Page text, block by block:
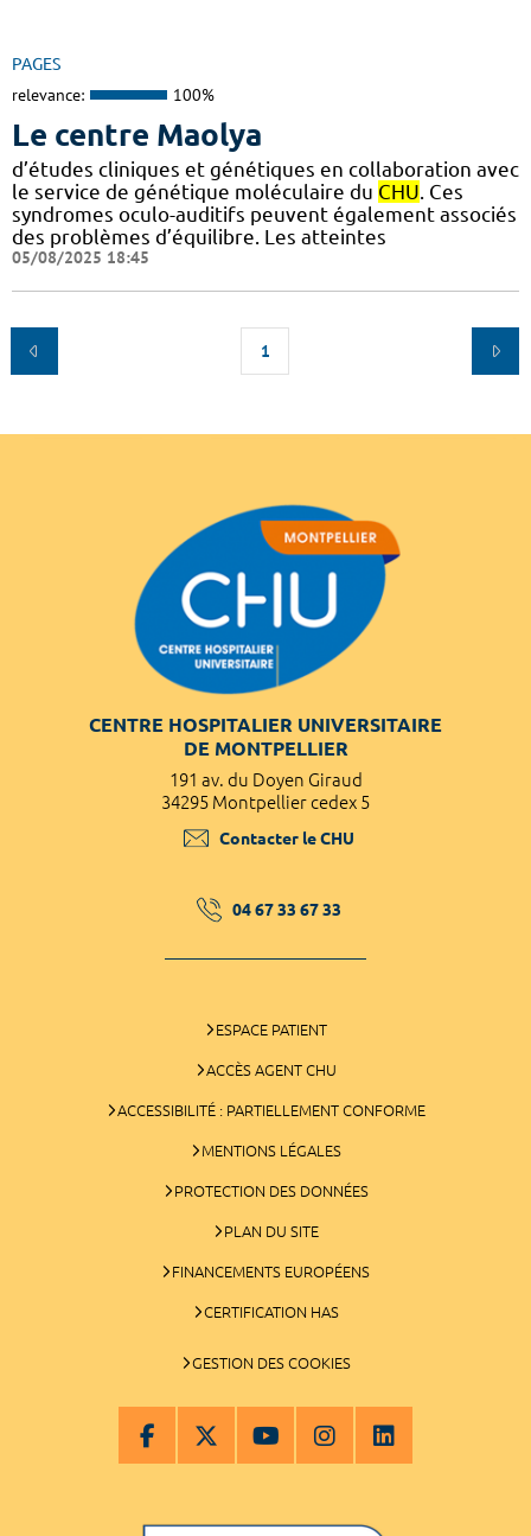
PAGES
relevance: 100%
Le centre Maolya
d’études cliniques et génétiques en collaboration avec
le service de génétique moléculaire du CHU . Ces
syndromes oculo-auditifs peuvent également associés
des problèmes d’équilibre. Les atteintes
05/08/2025 18:45
1
CENTRE HOSPITALIER UNIVERSITAIRE
DE MONTPELLIER
191 av. du Doyen Giraud
34295 Montpellier cedex 5
Contacter le CHU
04 67 33 67 33
ESPACE PATIENT
ACCÈS AGENT CHU
ACCESSIBILITÉ : PARTIELLEMENT CONFORME
MENTIONS LÉGALES
PROTECTION DES DONNÉES
PLAN DU SITE
FINANCEMENTS EUROPÉENS
CERTIFICATION HAS
GESTION DES COOKIES